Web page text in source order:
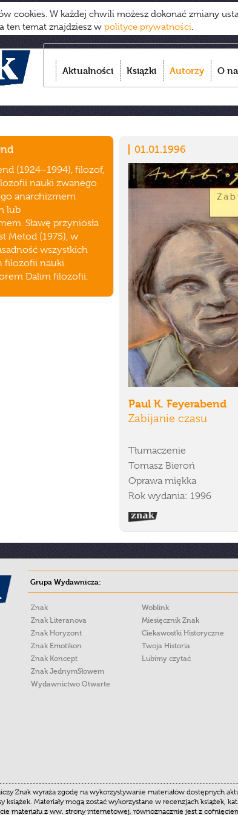
cookies. W każdej chwili możesz dokonać zmiany
ten temat znajdziesz w polityce prywatności.
Aktualności Książki Autorzy O
(1924–1994), filozof,
nauki zwanego
anarchizmem
lub
Sławę przyniosła
Metod (1975), w
wszystkich
filozofii nauki.
Dalim filozofii.
01.01.1996
Paul K. Feyerabend
Zabijanie czasu
Tłumaczenie
Tomasz Bieroń
Oprawa miękka
Rok wydania: 1996
Grupa Wydawnicza:
Znak
Znak Literanova
Znak Horyzont
Znak Emotikon
Znak Koncept
Znak JednymSłowem
Wydawnictwo Otwarte
Woblink
Miesięcznik Znak
Ciekawostki Historyczne
Twoja Historia
Lubimy czytać
Znak wyraża zgodę na wykorzystywanie materiałów dostępnych
książek. Materiały mogą zostać wykorzystane w recenzjach książek,
materiału z ww. strony internetowej, równoznacznie jest z